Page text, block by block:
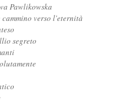
Pawlikowska
verso l'eternità
segreto